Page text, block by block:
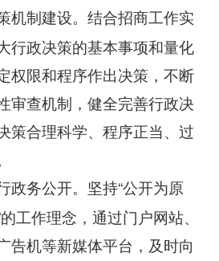
机制建设。 结合招商工作实
行政决策的基本事项和量化
权限和程序作出决策，不断
审查机制，健全完善行政决
策合理科学、程序正当、过
政务公开。 坚持“公开为原
工作理念，通过门户网站、
告机等新媒体平台，及时向